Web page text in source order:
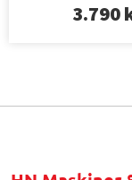
3.790